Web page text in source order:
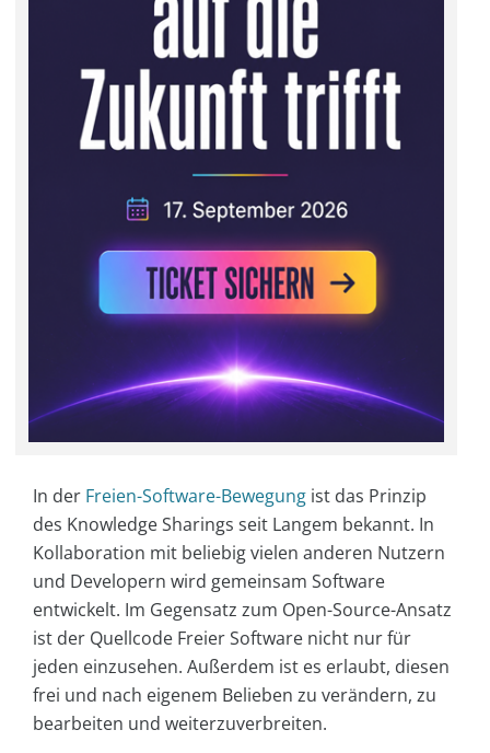
In der Freien-Software-Bewegung ist das Prinzip
des Knowledge Sharings seit Langem bekannt. In
Kollaboration mit beliebig vielen anderen Nutzern
und Developern wird gemeinsam Software
entwickelt. Im Gegensatz zum Open-Source-Ansatz
ist der Quellcode Freier Software nicht nur für
jeden einzusehen. Außerdem ist es erlaubt, diesen
frei und nach eigenem Belieben zu verändern, zu
bearbeiten und weiterzuverbreiten.